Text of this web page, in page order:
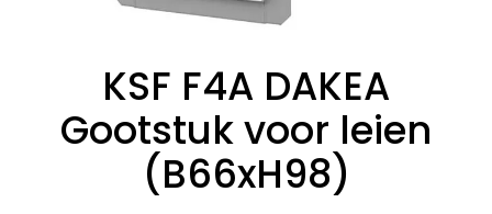
KSF F4A DAKEA
Gootstuk voor leien
(B66xH98)